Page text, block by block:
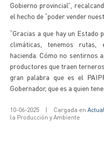
Gobierno provincial”,
el hecho de “poder vender
“Gracias a que hay un Estado
climáticas, tenemos rutas,
hacienda. Cómo no sentirnos
productores que traen
gran palabra que es el
Gobernador, que es a quien
10-06-2025 | Cargada en
la Producción y Ambiente